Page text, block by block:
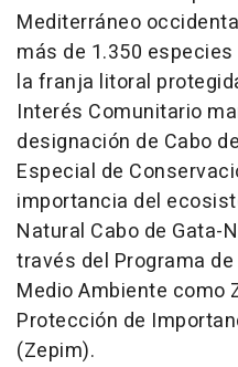
Mediterráneo
más de 1.350
la franja litoral
Interés Comunitario
designación de Cabo
Especial de
importancia del
Natural Cabo de Gata-
través del Programa
Medio Ambiente como
Protección de
(Zepim).